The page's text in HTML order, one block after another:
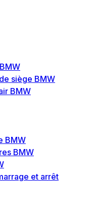
siège BMW
BMW
BMW
BMW
et arrêt